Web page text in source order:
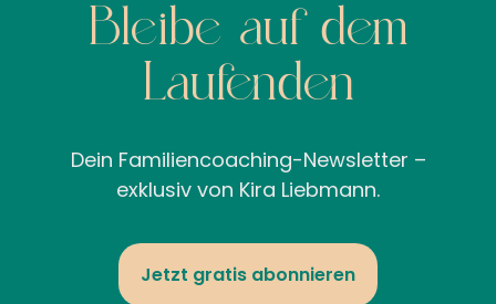
Bleibe auf dem
Laufenden
Dein Familiencoaching-Newsletter –
exklusiv von Kira Liebmann.
Jetzt gratis abonnieren